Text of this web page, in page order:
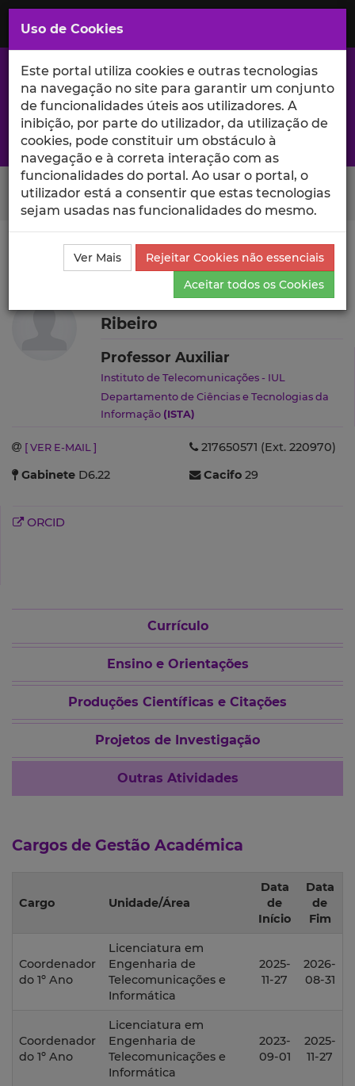
Saltar
para
Conteúdo
Principal
A excelência da investigação e ciência no Iscte
Search Button
Ciência_Iscte Autores
Marco Alexandre dos Santos
Outras Atividades
Marco Alexandre dos Santos
Ribeiro
Professor Auxiliar
Instituto de Telecomunicações - IUL
Departamento de Ciências e Tecnologias da
Informação (ISTA)
[ VER E-MAIL ]
217650571 (Ext. 220970)
Gabinete D6.22 Cacifo 29
ORCID
Currículo
Ensino e Orientações
Produções Científicas e Citações
Projetos de Investigação
Outras Atividades
Cargos de Gestão Académica
Cargo Unidade/Área
Data
de
Início
Data
de
Fim
Coordenador
do 1º Ano
Licenciatura em
Engenharia de
Telecomunicações e
Informática
2025-
11-27
2026-
08-31
Coordenador
do 1º Ano
Licenciatura em
Engenharia de
Telecomunicações e
Informática
2023-
09-01
2025-
11-27
Uso de Cookies
Este portal utiliza cookies e outras tecnologias
na navegação no site para garantir um conjunto
de funcionalidades úteis aos utilizadores. A
inibição, por parte do utilizador, da utilização de
cookies, pode constituir um obstáculo à
navegação e à correta interação com as
funcionalidades do portal. Ao usar o portal, o
utilizador está a consentir que estas tecnologias
sejam usadas nas funcionalidades do mesmo.
Ver Mais
Rejeitar Cookies não essenciais
Aceitar todos os Cookies